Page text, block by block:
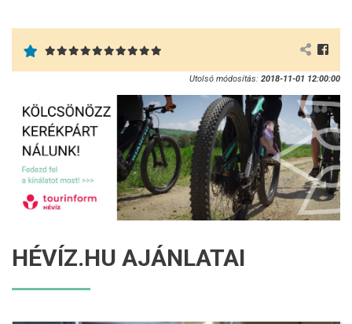
Utolsó módosítás: 2018-11-01 12:00:00
HÉVÍZ.HU AJÁNLATAI